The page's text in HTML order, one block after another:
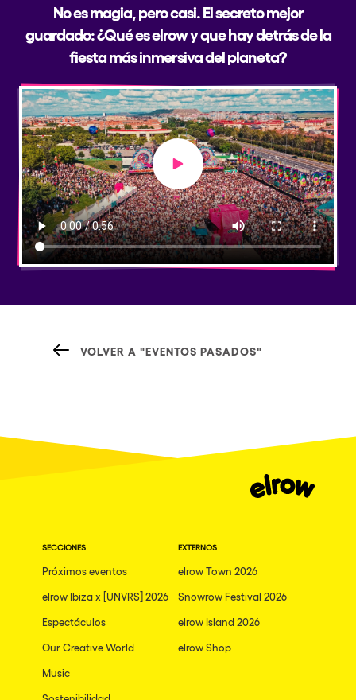
No es magia, pero casi. El secreto mejor
guardado: ¿Qué es elrow y que hay detrás de la
fiesta más inmersiva del planeta?
Play video
VOLVER A "EVENTOS PASADOS"
SECCIONES
Próximos eventos
elrow Ibiza x [UNVRS] 2026
Espectáculos
Our Creative World
Music
EXTERNOS
elrow Town 2026
Snowrow Festival 2026
elrow Island 2026
elrow Shop